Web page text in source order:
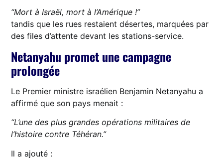
“Mort à Israël, mort à l’Amérique !”
tandis que les rues restaient désertes, marquées par
des files d’attente devant les stations-service.
Netanyahu promet une campagne
prolongée
Le Premier ministre israélien Benjamin Netanyahu a
affirmé que son pays menait :
“L’une des plus grandes opérations militaires de
l’histoire contre Téhéran.”
Il a ajouté :